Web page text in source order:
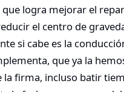
logra mejorar el
el centro de
si cabe es la
que ya la
la firma, incluso batir